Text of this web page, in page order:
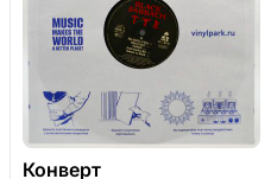
Конверт